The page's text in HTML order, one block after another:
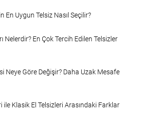
En Uygun Telsiz Nasıl Seçilir?
Nelerdir? En Çok Tercih Edilen Telsizler
Neye Göre Değişir? Daha Uzak Mesafe
ile Klasik El Telsizleri Arasındaki Farklar